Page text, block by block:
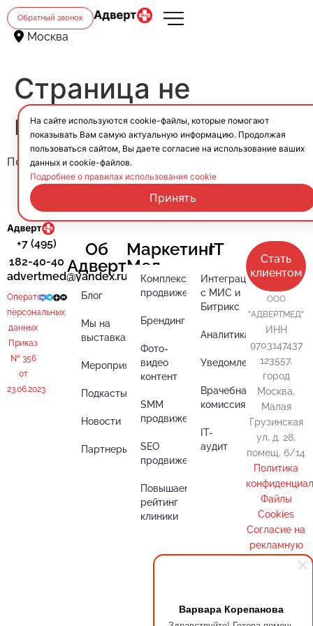
Варвара Корепанова
Обратный звонок
Москва
Страница не
найдена.
Похоже, здесь ничего не найдено.
+7 (495)
182-40-40
advertmed@yandex.ru
Оператор
персональных
данных
Приказ
№ 356
от
23.06.2023
Об
АдвертМед
Блог
Мы на
выставках
Мероприятия
Подкасты
Новости
Партнеры
Маркетинг
Комплексное
продвижение
Брендинг
Фото-
видео
контент
SMM
продвижение
SEO
продвижение
Повышаем
рейтинг
клиники
IT
Интеграция
с МИС и
Битрикс
Аналитика
Уведомления
Врачебная
комиссия
IT-
аудит
Стать
клиентом
ООО
"АДВЕРТМЕД"
ИНН
9703147437
123557,
город
Москва,
Малая
Грузинская
ул, д. 28,
помещ. 6/14
Политика
Файлы
Cookies
Cогласие на
рекламную
рассылку
На сайте используются cookie-файлы, которые помогают
показывать Вам самую актуальную информацию. Продолжая
пользоваться сайтом, Вы даете согласие на использование ваших
данных и cookie-файлов.
Подробнее о правилах использования cookie
Принять